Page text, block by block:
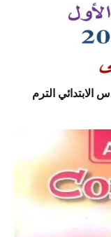
الترم